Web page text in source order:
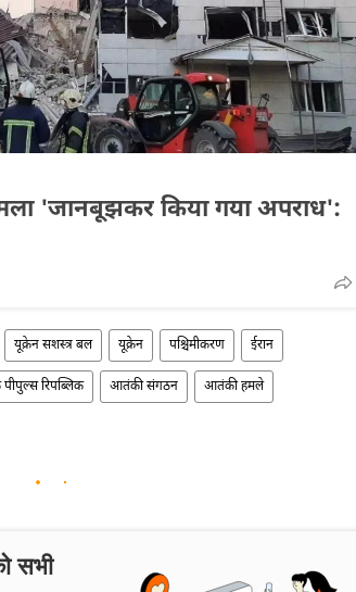
'जानबूझकर किया गया अपराध':
यूक्रेन सशस्त्र बल यूक्रेन पश्चिमीकरण ईरान
रिपब्लिक आतंकी संगठन आतंकी हमले
सभी